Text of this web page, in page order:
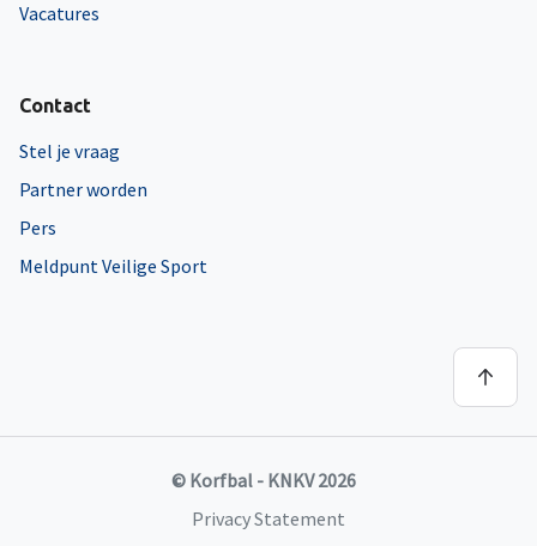
Vacatures
Contact
Stel je vraag
Partner worden
Pers
Meldpunt Veilige Sport
© Korfbal - KNKV 2026
Privacy Statement